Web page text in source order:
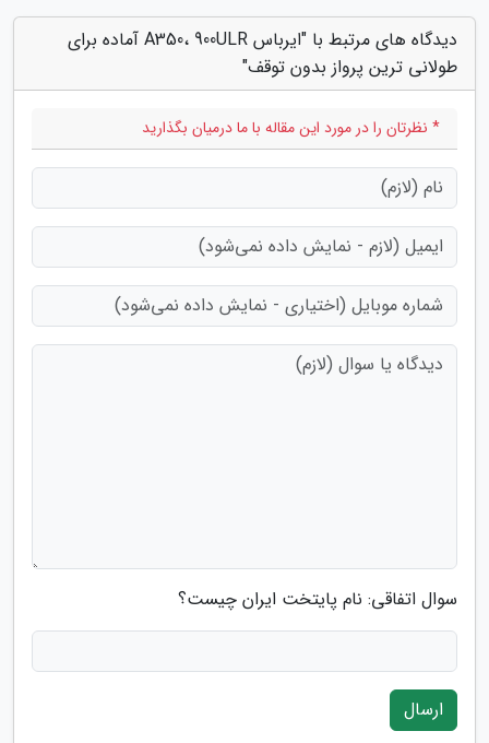
دیدگاه های مرتبط با "ایرباس A350، 900ULR آماده برای
طولانی ترین پرواز بدون توقف"
* نظرتان را در مورد این مقاله با ما درمیان بگذارید
سوال اتفاقی: نام پایتخت ایران چیست؟
ارسال